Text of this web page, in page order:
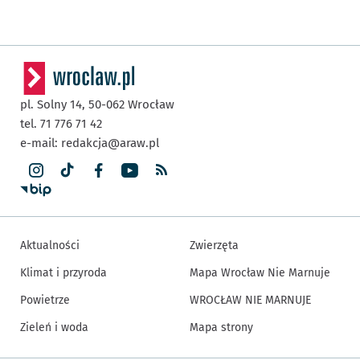
pl. Solny 14, 50-062 Wrocław
tel. 71 776 71 42
e-mail: redakcja@araw.pl
Aktualności
Klimat i przyroda
Powietrze
Zieleń i woda
Zwierzęta
Mapa Wrocław Nie Marnuje
WROCŁAW NIE MARNUJE
Mapa strony